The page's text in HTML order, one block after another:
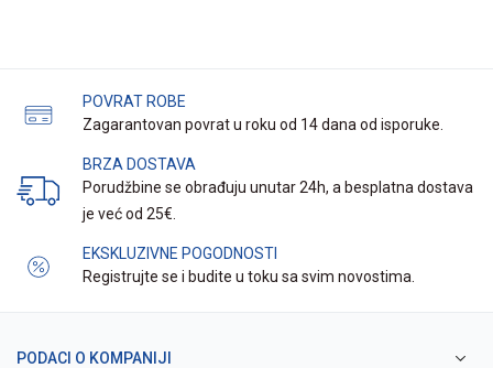
POVRAT ROBE
Zagarantovan povrat u roku od 14 dana od isporuke.
BRZA DOSTAVA
Porudžbine se obrađuju unutar 24h, a besplatna dostava
je već od 25€.
EKSKLUZIVNE POGODNOSTI
Registrujte se i budite u toku sa svim novostima.
PODACI O KOMPANIJI